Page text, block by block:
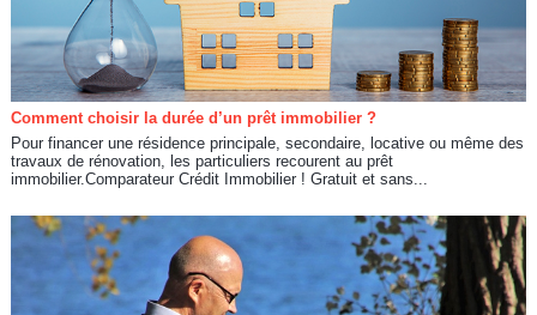
Comment choisir la durée d’un prêt immobilier ?
Pour financer une résidence principale, secondaire, locative ou même des
travaux de rénovation, les particuliers recourent au prêt
immobilier.Comparateur Crédit Immobilier ! Gratuit et sans...